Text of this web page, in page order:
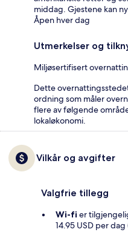
middag. Gjestene kan
Åpen hver dag
Utmerkelser og
Miljøsertifisert
Dette
ordning som måler
flere av følgende
lokaløkonomi.
Vilkår og avgifter
Valgfrie tillegg
Wi-fi er
14.95 USD per